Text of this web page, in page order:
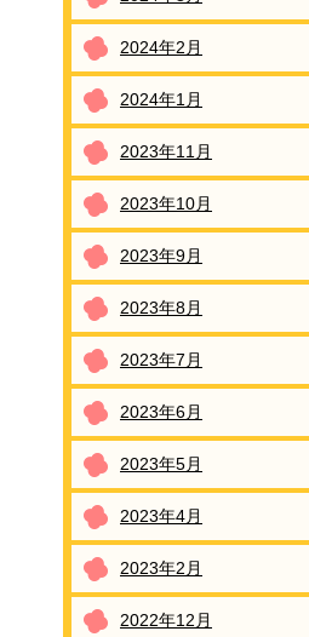
2024年2月
2024年1月
2023年11月
2023年10月
2023年9月
2023年8月
2023年7月
2023年6月
2023年5月
2023年4月
2023年2月
2022年12月